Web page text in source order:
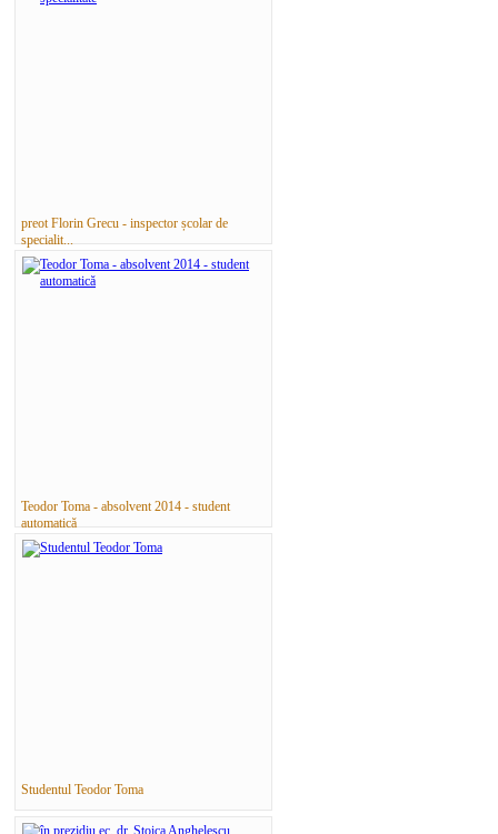
preot Florin Grecu - inspector școlar de
specialit...
Teodor Toma - absolvent 2014 - student
automatică
Studentul Teodor Toma